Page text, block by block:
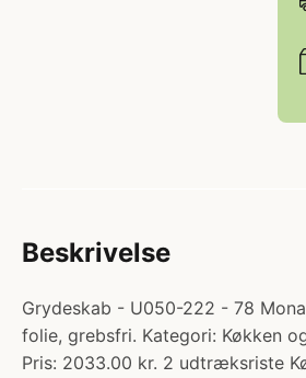
Beskrivelse
Grydeskab - U050-222 - 78
folie, grebsfri. Kategori: Køkken
Pris: 2033.00 kr. 2 udtræksriste